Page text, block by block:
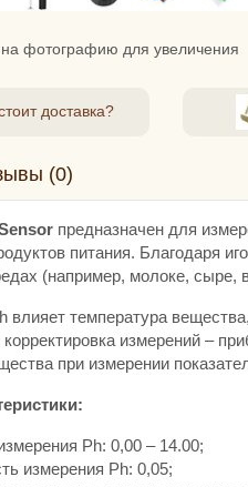
фотографию для увеличения
доставка?
(0)
предназначен для
питания. Благодаря
(например, молоке, сыре,
влияет температура
измерений –
при измерении
Ph: 0,00 – 14.00;
измерения Ph: 0,05;